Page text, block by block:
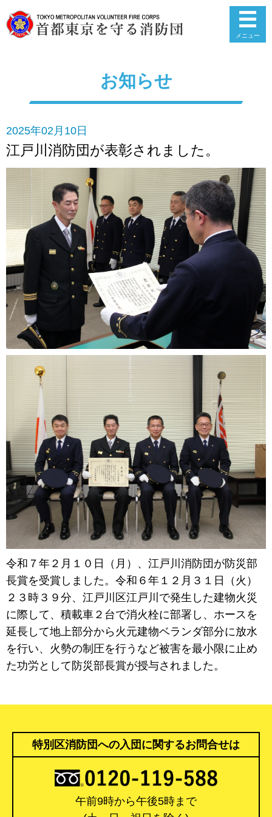
メニュー
お知らせ
2025年02月10日
江戸川消防団が表彰されました。
令和７年２月１０日（月）、江戸川消防団が防災部
長賞を受賞しました。令和６年１２月３１日（火）
２３時３９分、江戸川区江戸川で発生した建物火災
に際して、積載車２台で消火栓に部署し、ホースを
延長して地上部分から火元建物ベランダ部分に放水
を行い、火勢の制圧を行うなど被害を最小限に止め
た功労として防災部長賞が授与されました。
特別区消防団への入団に関するお問合せは
午前9時から午後5時まで